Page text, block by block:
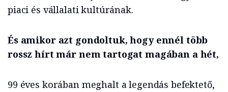
piaci és vállalati kultúrának.
És amikor azt gondoltuk, hogy ennél több
rossz hírt már nem tartogat magában a hét,
99 éves korában meghalt a legendás befektető,